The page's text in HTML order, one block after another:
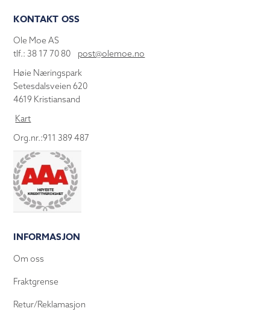
KONTAKT OSS
Ole Moe AS
tlf.: 38 17 70 80 post@olemoe.no
Høie Næringspark
Setesdalsveien 620
4619 Kristiansand
Kart
Org.nr.:911 389 487
INFORMASJON
Om oss
Fraktgrense
Retur/Reklamasjon